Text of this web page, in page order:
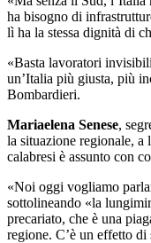
ha bisogno di
lì ha la stessa dignità di
«Basta lavoratori
un’Italia più giusta, più
Bombardieri.
Mariaelena Senese,
la situazione regionale,
calabresi è assunto con
«Noi oggi vogliamo
sottolineando «la
precariato, che è una
regione. C’è un effetto